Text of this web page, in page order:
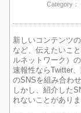
Category：
新しいコンテンツ
など、伝えたいこ
ルネットワーク）
速報性ならTwitter
のSNSを組み合わ
しかし、紹介した
れないことがありま